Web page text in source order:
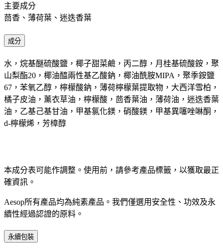
主要成分 ​
茴香、薄荷葉、迷迭香葉
成分
水，烷基醚硫酸鹽，椰子甜菜鹼，丙二醇，月桂基硫酸銨，聚
山梨酯20，椰油醯兩性基乙酸鈉，椰油酰胺MIPA，聚季銨鹽
67，苯氧乙醇，檸檬酸鈉，薄荷檸檬葉提取物，大西洋雪柏，
橘子皮油，薰衣草油，檸檬酸，茴香葉油，薄荷油，迷迭香葉
油，乙基己基甘油，甲基氯化鎂，硝酸鎂，甲基異噻唑啉酮，
d-檸檬烯，芳樟醇
本成分表可能作調整。使用前，請參考產品標籤，以獲取最正
確資訊。​
Aesop所有產品均為純素產品。我們僅選用安全性、功效及永
續性經過認證的原料。​
永續包裝